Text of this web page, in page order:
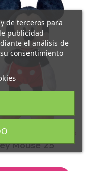
Disney
Mouse 25
de terceros para
publicidad
el análisis de
consentimiento